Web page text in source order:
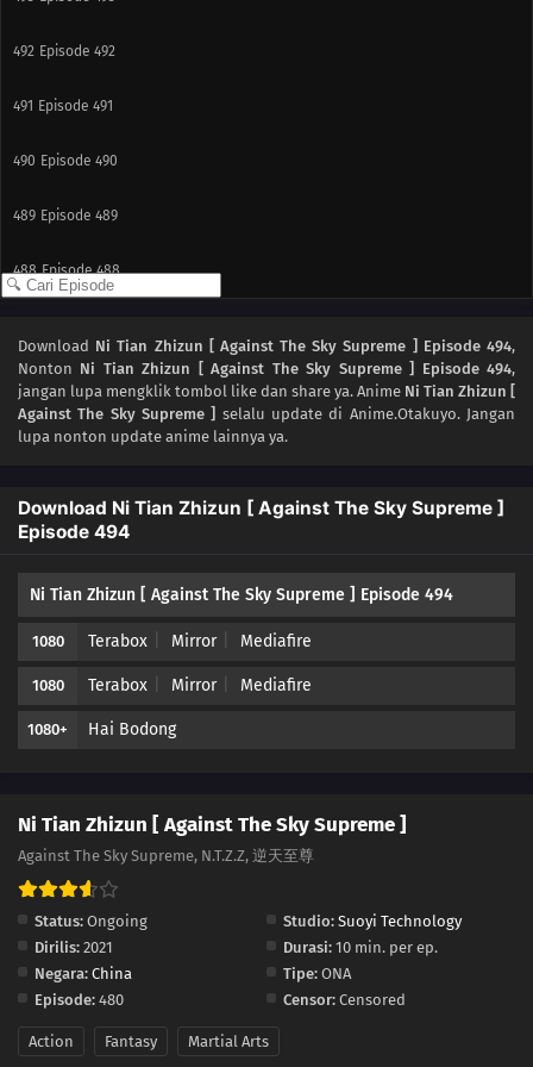
492 Episode 492
491 Episode 491
490 Episode 490
489 Episode 489
488 Episode 488
486 Episode 486
485 Episode 485
483 Episode 483
482 Episode 482
480 Episode 480
478 Episode 478
476 Episode 476
475 Episode 475
474 Episode 474
Download Ni Tian Zhizun [ Against The Sky Supreme ] Episode 494,
Nonton Ni Tian Zhizun [ Against The Sky Supreme ] Episode 494,
jangan lupa mengklik tombol like dan share ya. Anime Ni Tian Zhizun [
Against The Sky Supreme ] selalu update di Anime.Otakuyo. Jangan
lupa nonton update anime lainnya ya.
Download Ni Tian Zhizun [ Against The Sky Supreme ]
Episode 494
Ni Tian Zhizun [ Against The Sky Supreme ] Episode 494
1080 Terabox Mirror Mediafire
1080 Terabox Mirror Mediafire
1080+ Hai Bodong
Ni Tian Zhizun [ Against The Sky Supreme ]
Against The Sky Supreme, N.T.Z.Z, 逆天至尊
Status: Ongoing Studio: Suoyi Technology
Dirilis: 2021 Durasi: 10 min. per ep.
Negara: China Tipe: ONA
Episode: 480 Censor: Censored
Action Fantasy Martial Arts